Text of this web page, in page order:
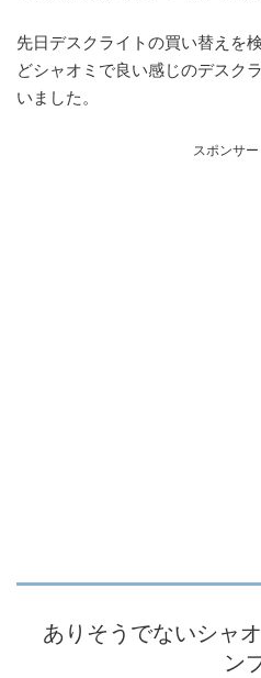
先日デスクライトの買い替えを
どシャオミで良い感じのデスク
いました。
スポンサー
ありそうでないシャ
ン